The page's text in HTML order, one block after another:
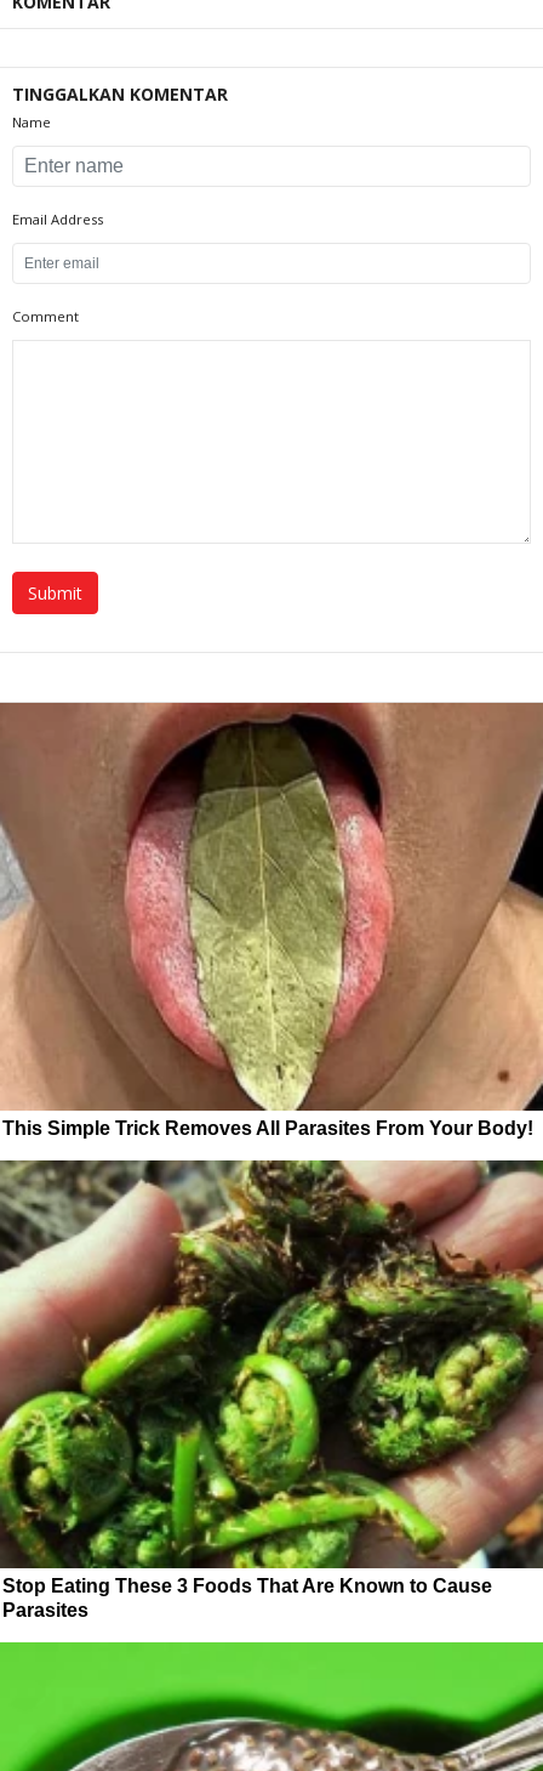
TINGGALKAN KOMENTAR
Name
Email Address
Comment
This Simple Trick Removes All Parasites From Your Body!
Stop Eating These 3 Foods That Are Known to Cause
Parasites